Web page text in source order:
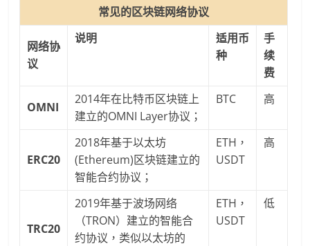
常见的区块链网络协议
网络协
议
说明
适用币
种
手
续
费
OMNI
2014年在比特币区块链上
建立的OMNI Layer协议；
BTC 高
ERC20
2018年基于以太坊
(Ethereum)区块链建立的
智能合约协议；
ETH，
USDT
高
TRC20
2019年基于波场网络
（TRON）建立的智能合
约协议，类似以太坊的
ETH，
USDT
低